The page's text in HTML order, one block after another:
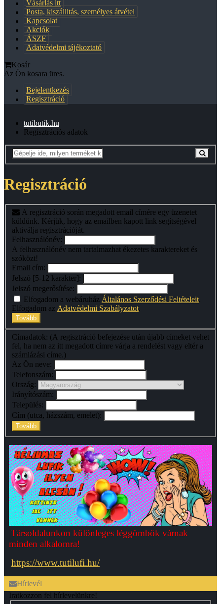
Vásárlás itt
Posta, kiszállitás, személyes átvétel
Kapcsolat
Akciók
ÁSZF
Adatvédelmi tájékoztató
Kosár
Az Ön kosara üres.
Bejelentkezés
Regisztráció
tutibutik.hu
Regisztrációs adatok
Regisztráció
küldünk. Kérjük, hogy az emailben kapott link segítségével
aktiválja regisztrációját.
Felhasználónév:
A felhasználónév nem tartalmazhat ékezetes karaktereket és
szóközt!
Email cím:
Jelszó [5-12 karakter]:
Jelszó megerősítése:
Elfogadom a webáruház Általános Szerződési Feltételeit.
Elfogadom az Adatvédelmi Szabályzatot.
Címadatok: (A regisztráció befejezése után újabb címeket vehet
fel, ha nem az itt megadott címre várja a rendelést vagy eltér a
számlázási címe.)
Az Ön neve:
Telefonszám:
Ország:
Irányítószám:
Település:
Cím (utca, házszám, emelet):
Társoldalunkon különleges léggömbök várnak
minden alkalomra!
https://www.tutilufi.hu/
Hírlevél
Iratkozzon fel hírlevelünkre!